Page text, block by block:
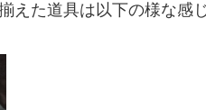
えた道具は以下の様な感じ